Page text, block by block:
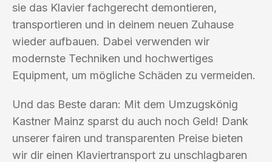
sie das Klavier fachgerecht demontieren,
transportieren und in deinem neuen Zuhause
wieder aufbauen. Dabei verwenden wir
modernste Techniken und hochwertiges
Equipment, um mögliche Schäden zu vermeiden.
Und das Beste daran: Mit dem Umzugskönig
Kastner Mainz sparst du auch noch Geld! Dank
unserer fairen und transparenten Preise bieten
wir dir einen Klaviertransport zu unschlagbaren